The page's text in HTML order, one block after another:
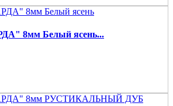
8мм Белый ясень...